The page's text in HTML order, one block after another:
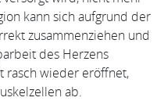
kann sich aufgrund der
zusammenziehen und
des Herzens
rasch wieder eröffnet,
ab.